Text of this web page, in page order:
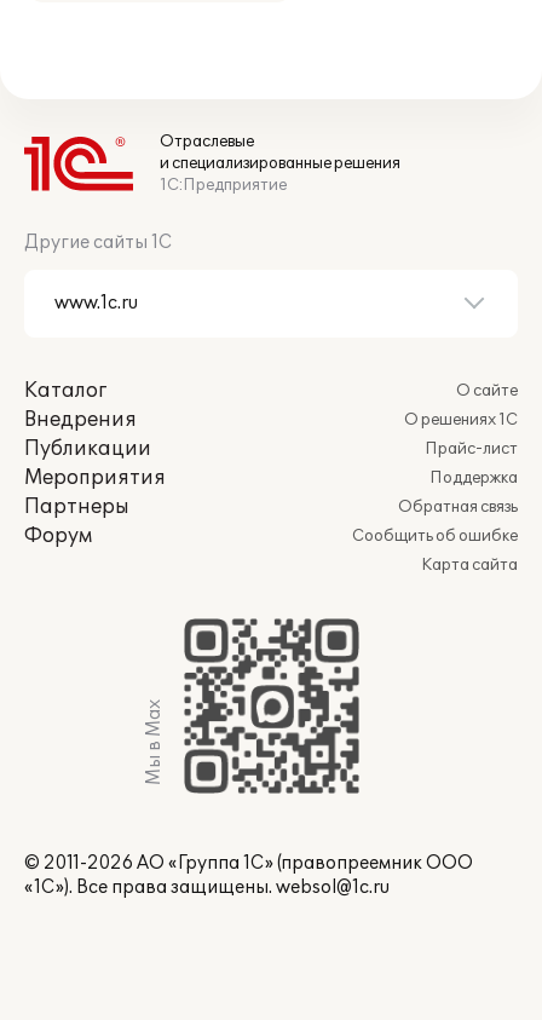
Отраслевые
и специализированные решения
1С:Предприятие
Другие сайты 1С
Каталог
Внедрения
Публикации
Мероприятия
Партнеры
Форум
О сайте
О решениях 1С
Прайс-лист
Поддержка
Обратная связь
Сообщить об ошибке
Карта сайта
Мы в Max
© 2011-2026 АО «Группа 1С» (правопреемник ООО
«1С»). Все права защищены. websol@1c.ru